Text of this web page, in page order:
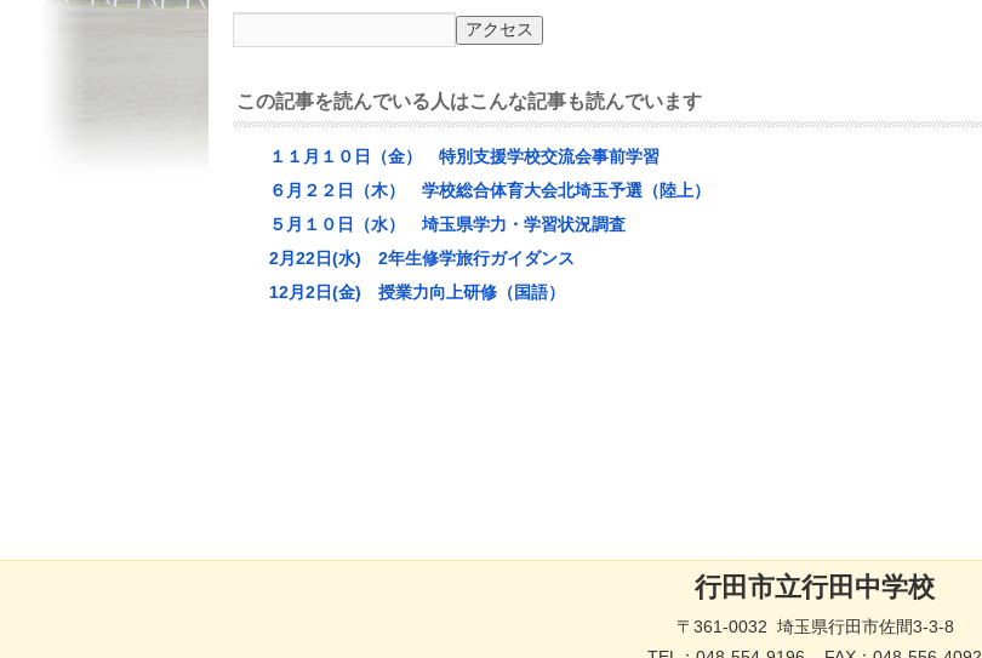
この記事を読んでいる人はこんな記事も読んでいます
１１月１０日（金） 特別支援学校交流会事前学習
６月２２日（木） 学校総合体育大会北埼玉予選（陸上）
５月１０日（水） 埼玉県学力・学習状況調査
2月22日(水) 2年生修学旅行ガイダンス
12月2日(金) 授業力向上研修（国語）
行田市立行田中学校
〒361-0032 埼玉県行田市佐間3-3-8